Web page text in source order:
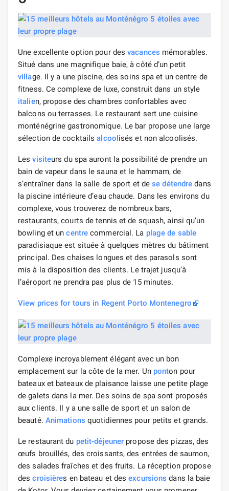
Une excellente option pour desvacances mémorables.
Situé dans une magnifique baie, à côté d’un petit
village. Il y a une piscine, des soins spa et un centre de
fitness. Ce complexe de luxe, construit dans un style
italien, propose des chambres confortables avec
balcons ou terrasses. Le restaurant sert une cuisine
monténégrine gastronomique. Le bar propose une large
sélection de cocktailsalcoolisés et non alcoolisés.
Lesvisiteurs du spa auront la possibilité de prendre un
bain de vapeur dans le sauna et le hammam, de
s’entraîner dans la salle de sport et dese détendre dans
la piscine intérieure d’eau chaude. Dans les environs du
complexe, vous trouverez de nombreux bars,
restaurants, courts de tennis et de squash, ainsi qu’un
bowling et uncentre commercial. La plage de sable
paradisiaque est située à quelques mètres du bâtiment
principal. Des chaises longues et des parasols sont
mis à la disposition des clients. Le trajet jusqu’à
l’aéroport ne prendra pas plus de 15 minutes.
View prices for tours in Regent Porto Montenegro
Complexe incroyablement élégant avec un bon
emplacement sur la côte de la mer. Un ponton pour
bateaux et bateaux de plaisance laisse une petite plage
de galets dans la mer. Des soins de spa sont proposés
aux clients. Il y a une salle de sport et un salon de
beauté. Animations quotidiennes pour petits et grands.
Le restaurant du petit-déjeuner propose des pizzas, des
œufs brouillés, des croissants, des entrées de saumon,
des salades fraîches et des fruits. La réception propose
descroisières en bateau et desexcursions dans la baie